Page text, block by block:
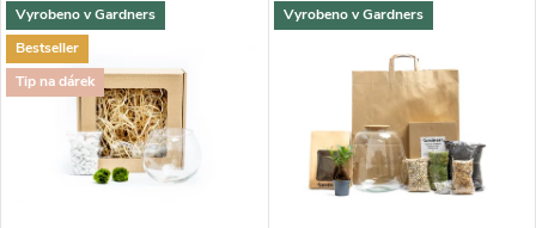
z
e
Nejdražší
Abecedně
V
ý
Vyrobeno v Gardners
Bestseller
Tip na dárek
Vyrobeno v Gardners